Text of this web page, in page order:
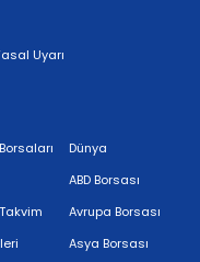
Uyarı
Dünya
ABD Borsası
Avrupa Borsası
Asya Borsası